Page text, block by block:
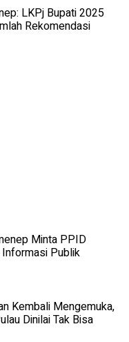
LKPj Bupati 2025
Rekomendasi
Minta PPID
Publik
Kembali Mengemuka,
Dinilai Tak Bisa